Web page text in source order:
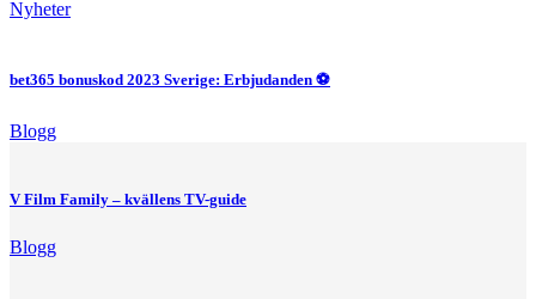
Nyheter
bet365 bonuskod 2023 Sverige: Erbjudanden ⚽
Blogg
V Film Family – kvällens TV-guide
Blogg